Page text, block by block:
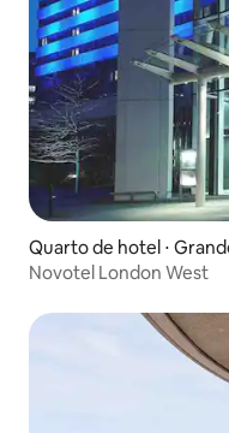
Quarto de hotel ⋅
Novotel London West